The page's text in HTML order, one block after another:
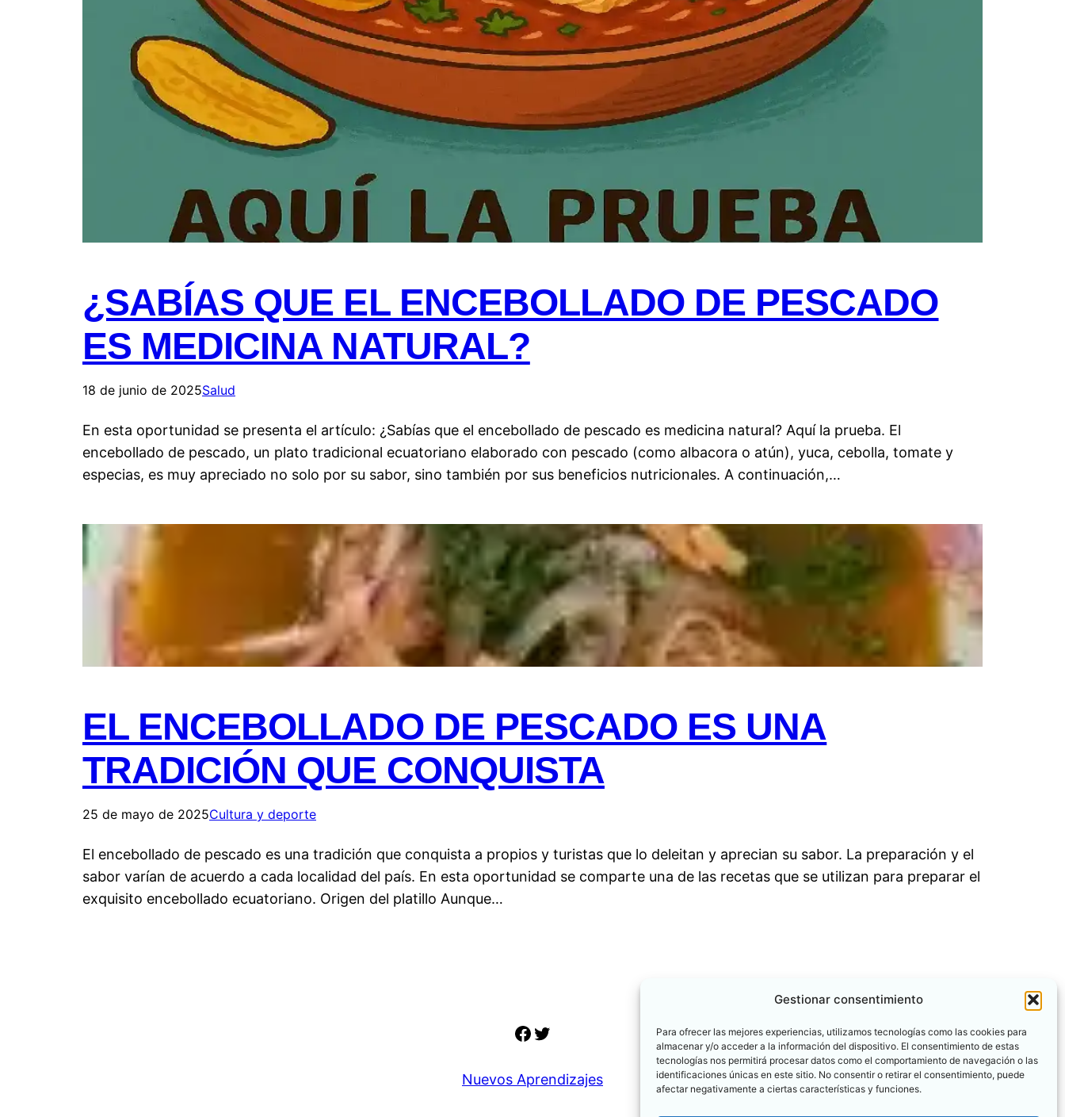
Gestionar consentimiento
Para ofrecer las mejores experiencias, utilizamos tecnologías como las cookies para
almacenar y/o acceder a la información del dispositivo. El consentimiento de estas
tecnologías nos permitirá procesar datos como el comportamiento de navegación o las
identificaciones únicas en este sitio. No consentir o retirar el consentimiento, puede
afectar negativamente a ciertas características y funciones.
¿SABÍAS QUE EL ENCEBOLLADO DE PESCADO
ES MEDICINA NATURAL?
18 de junio de 2025Salud
En esta oportunidad se presenta el artículo: ¿Sabías que el encebollado de pescado es medicina natural? Aquí la prueba. El
encebollado de pescado, un plato tradicional ecuatoriano elaborado con pescado (como albacora o atún), yuca, cebolla, tomate y
especias, es muy apreciado no solo por su sabor, sino también por sus beneficios nutricionales. A continuación,…
EL ENCEBOLLADO DE PESCADO ES UNA
TRADICIÓN QUE CONQUISTA
25 de mayo de 2025Cultura y deporte
El encebollado de pescado es una tradición que conquista a propios y turistas que lo deleitan y aprecian su sabor. La preparación y el
sabor varían de acuerdo a cada localidad del país. En esta oportunidad se comparte una de las recetas que se utilizan para preparar el
exquisito encebollado ecuatoriano. Origen del platillo Aunque…
Facebook
Twitter
Nuevos Aprendizajes